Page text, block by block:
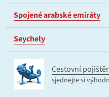
Spojené arabské emiráty
Seychely
Cestovní
sjednejte si